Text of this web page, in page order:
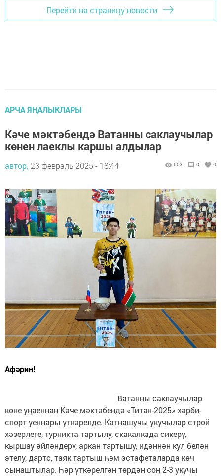
Перейти на страницу новости
АРЧА ЯҢАЛЫКЛАРЫ
Кәче мәктәбендә Ватанны саклаучылар
көнен лаеклы каршы алдылар
автор, 23 февраль 2025 - 18:44 603 0 0
Афәрин!
Ватанны саклаучылар
көне уңаеннан Кәче мәктәбендә «Титан-2025» хәрби-
спорт уеннары үткәрелде. Катнашучы укучылар строй
хәзерлеге, турникта тартылу, скакалкада сикерү,
кыршау әйләндерү, аркан тартышу, идәннән кул белән
этелу, дартс, таяк тартыш һәм эстафеталарда көч
сынаштылар. Һәр үткәрелгән төрдән соң 2-3 укучы